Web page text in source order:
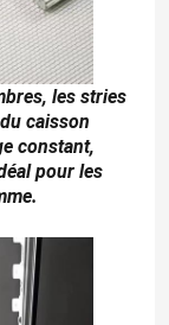
les stries
caisson
constant,
pour les